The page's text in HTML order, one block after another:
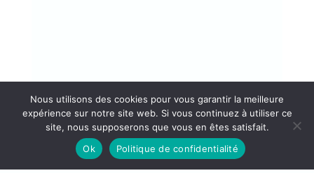
Nous utilisons des cookies pour vous garantir la meilleure
expérience sur notre site web. Si vous continuez à utiliser ce
site, nous supposerons que vous en êtes satisfait.
Ok
Politique de confidentialité